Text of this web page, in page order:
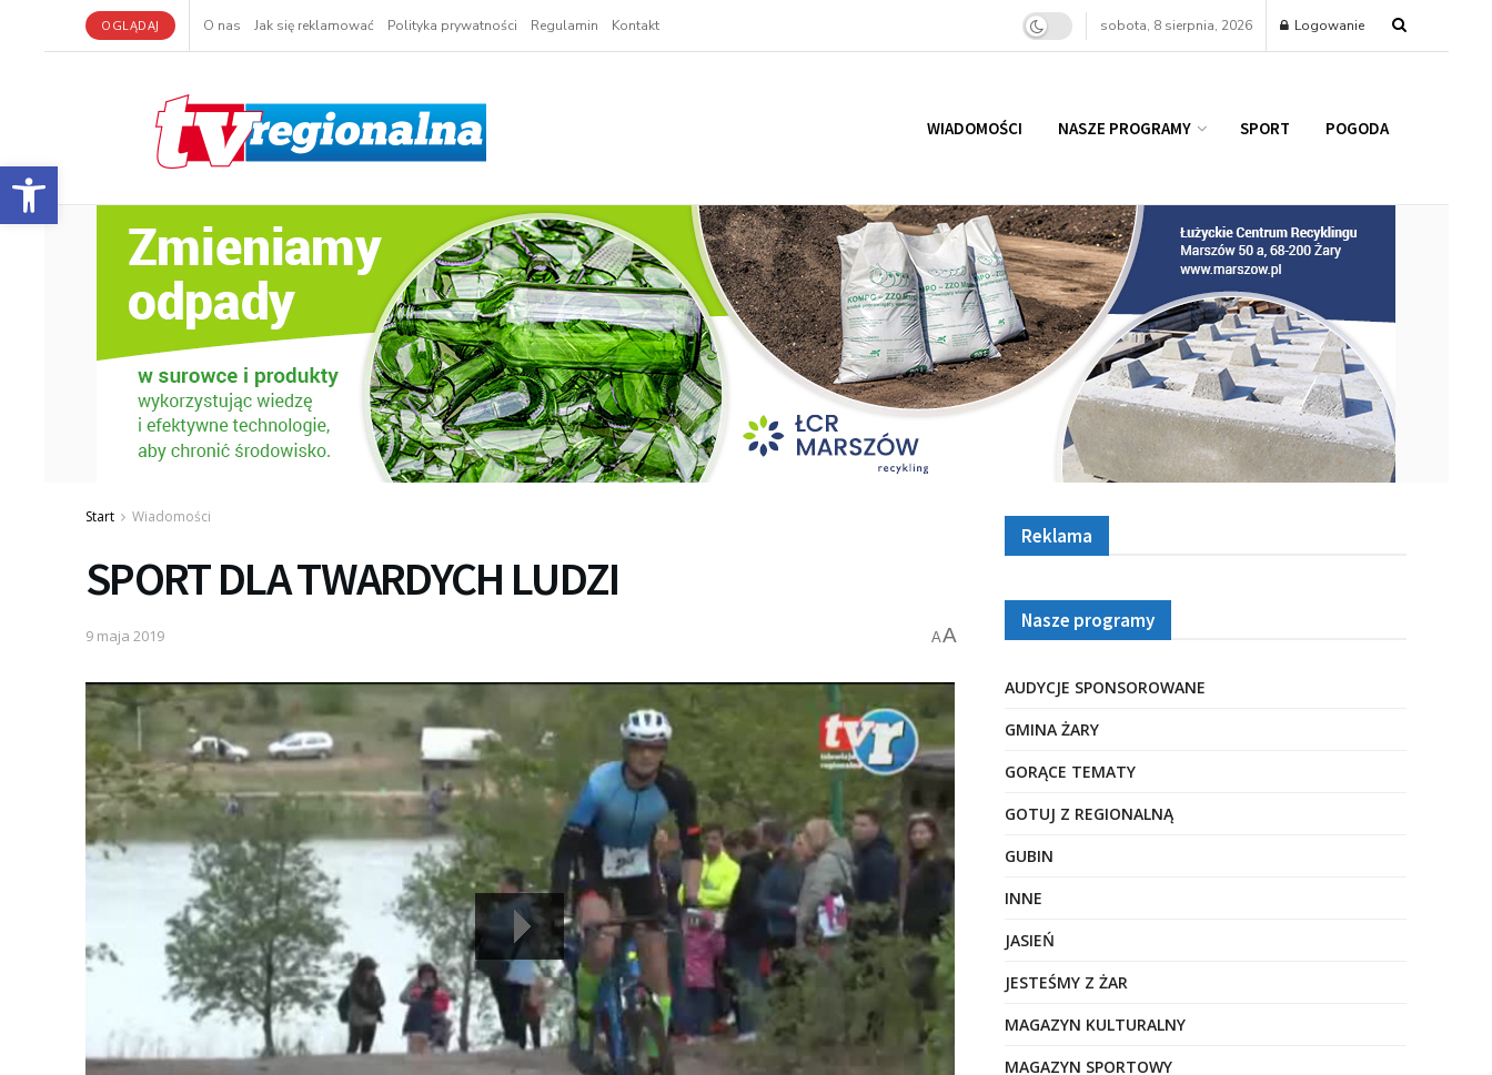
Otwórz pasek narzędzi
OGLĄDAJ O nas Jak się reklamować Polityka prywatności Regulamin Kontakt sobota, 8 sierpnia, 2026 Logowanie
WIADOMOŚCI NASZE PROGRAMY SPORT POGODA
Start Wiadomości
SPORT DLA TWARDYCH LUDZI
9 maja 2019 AA
Reklama
Nasze programy
AUDYCJE SPONSOROWANE
GMINA ŻARY
GORĄCE TEMATY
GOTUJ Z REGIONALNĄ
GUBIN
INNE
JASIEŃ
JESTEŚMY Z ŻAR
MAGAZYN KULTURALNY
MAGAZYN SPORTOWY